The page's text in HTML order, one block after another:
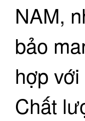
NAM,
bảo
hợp
Chất